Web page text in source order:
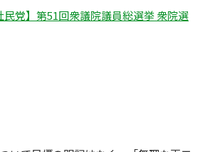
民党】第51回衆議院議員総選挙 衆院選